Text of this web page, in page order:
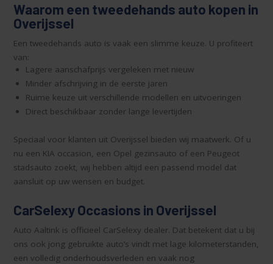
Waarom een tweedehands auto kopen in
Overijssel
Een tweedehands auto is vaak een slimme keuze. U profiteert
van:
Lagere aanschafprijs vergeleken met nieuw
Minder afschrijving in de eerste jaren
Ruime keuze uit verschillende modellen en uitvoeringen
Direct beschikbaar zonder lange levertijden
Speciaal voor klanten uit Overijssel bieden wij maatwerk. Of u
nu een KIA occasion, een Opel gezinsauto of een Peugeot
stadsauto zoekt, wij hebben altijd een passend model dat
aansluit op uw wensen en budget.
CarSelexy Occasions in Overijssel
Auto Aaltink is officieel CarSelexy dealer. Dat betekent dat u bij
ons ook jong gebruikte auto’s vindt met lage kilometerstanden,
een volledig onderhoudsverleden en vaak nog